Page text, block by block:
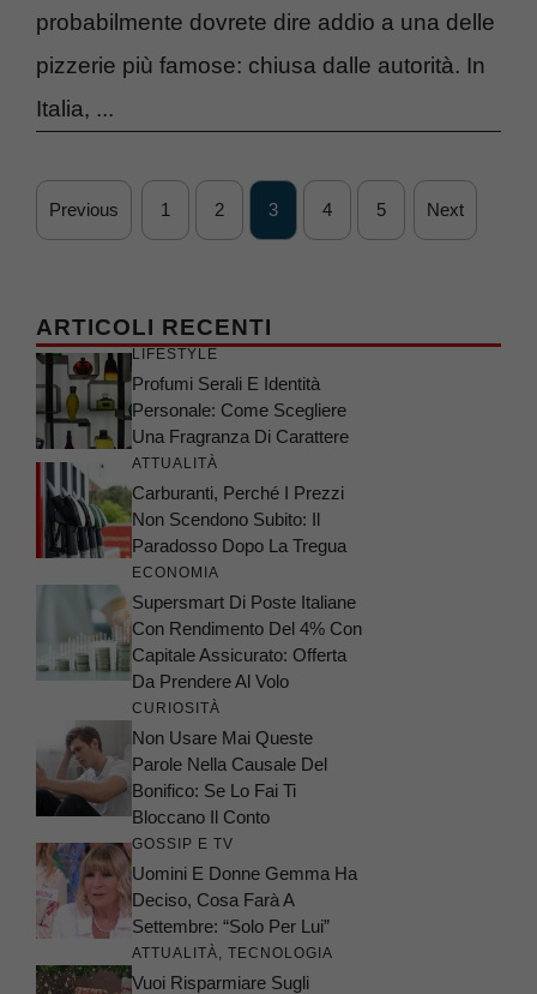
probabilmente dovrete dire addio a una delle
pizzerie più famose: chiusa dalle autorità. In
Italia, ...
Previous 1 2 3 4 5 Next
ARTICOLI RECENTI
LIFESTYLE
Profumi Serali E Identità
Personale: Come Scegliere
Una Fragranza Di Carattere
ATTUALITÀ
Carburanti, Perché I Prezzi
Non Scendono Subito: Il
Paradosso Dopo La Tregua
ECONOMIA
Supersmart Di Poste Italiane
Con Rendimento Del 4% Con
Capitale Assicurato: Offerta
Da Prendere Al Volo
CURIOSITÀ
Non Usare Mai Queste
Parole Nella Causale Del
Bonifico: Se Lo Fai Ti
Bloccano Il Conto
GOSSIP E TV
Uomini E Donne Gemma Ha
Deciso, Cosa Farà A
Settembre: “Solo Per Lui”
ATTUALITÀ TECNOLOGIA
Vuoi Risparmiare Sugli